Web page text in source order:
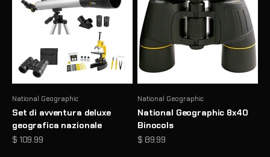
National Geographic
Set di avventura deluxe
geografica nazionale
Prezzo scontato
$ 109.99
National Geographic
National Geographic 8x40
Binocols
Prezzo scontato
$ 89.99